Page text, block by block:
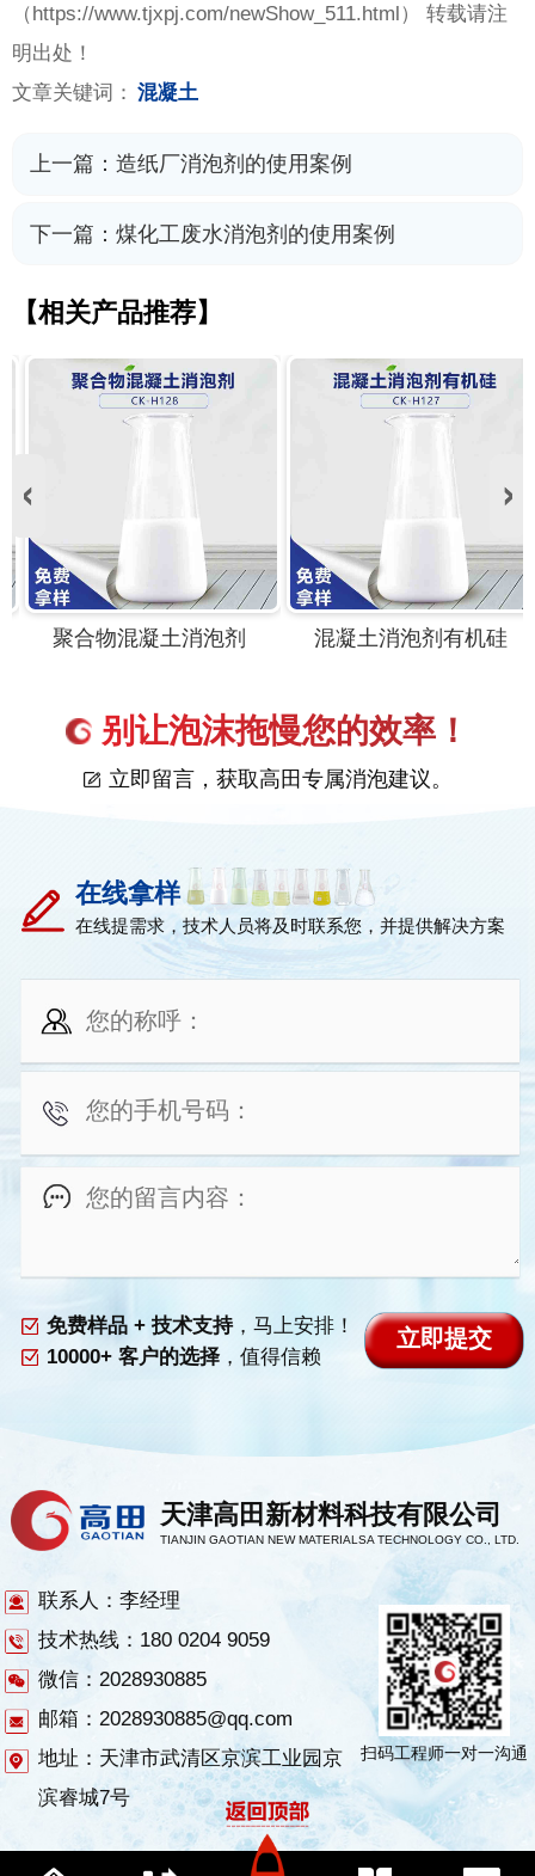
（https://www.tjxpj.com/newShow_511.html） 转载请注
明出处！
文章关键词： 混凝土
上一篇：造纸厂消泡剂的使用案例
下一篇：煤化工废水消泡剂的使用案例
【相关产品推荐】
聚合物混凝土消泡剂 混凝土消泡剂有机硅
别让泡沫拖慢您的效率！
立即留言，获取高田专属消泡建议。
在线拿样
在线提需求，技术人员将及时联系您，并提供解决方案
免费样品 + 技术支持，马上安排！
10000+ 客户的选择，值得信赖
天津高田新材料科技有限公司
TIANJIN GAOTIAN NEW MATERIALSA TECHNOLOGY CO., LTD.
联系人：李经理
技术热线：180 0204 9059
微信：2028930885
邮箱：2028930885@qq.com
地址：天津市武清区京滨工业园京
滨睿城7号
扫码工程师一对一沟通